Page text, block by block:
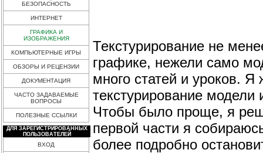
БЕЗОПАСНОСТЬ
ИНТЕРНЕТ
ГРАФИКА И
ИЗОБРАЖЕНИЯ
КОМПЬЮТЕРНЫЕ ИГРЫ
ОБЗОРЫ И РЕЦЕНЗИИ
ДОКУМЕНТАЦИЯ
ЧАСТО ЗАДАВАЕМЫЕ
ВОПРОСЫ
ПОЛЕЗНЫЕ ССЫЛКИ
ДЛЯ ЗАРЕГИСТРИРОВАННЫХ
ПОЛЬЗОВАТЕЛЕЙ
ВХОД
Текстурирование не
графике, нежели само
много статей и уроков.
текстурирование модели
Чтобы было проще, я
первой части я
более подробно